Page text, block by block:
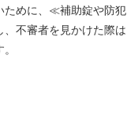
ために、≪補助錠や防
不審者を見かけた際